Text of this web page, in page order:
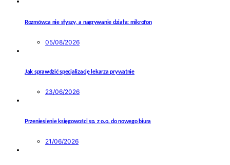
Rozmówca nie słyszy, a nagrywanie działa: mikrofon
05/08/2026
Jak sprawdzić specjalizację lekarza prywatnie
23/06/2026
Przeniesienie księgowości sp. z o.o. do nowego biura
21/06/2026